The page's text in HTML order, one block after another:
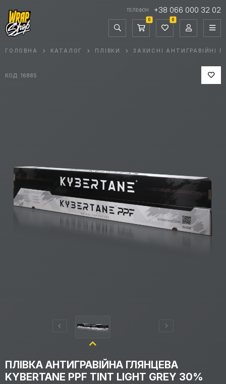
ТЕЛЕФОН +38 066 000 32 02
0 0
ГОЛОВНА КАТАЛОГ ПЛІВКИ ЗАХИСНІ АНТИГРАВІЙНІ
ПЛІВКА АНТИГРАВІЙНА ГЛЯНЦЕВА
KYBERTANE PPF TINT LIGHT GREY 30%
КОД: 16885